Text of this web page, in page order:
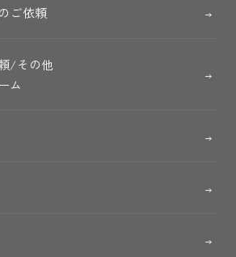
ご依頼
/その他
ム